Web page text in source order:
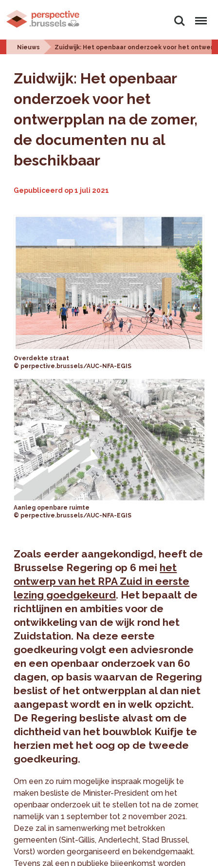
Zoeken Menu
Nieuws Zuidwijk: Het openbaar onderzoek voor het
Zuidwijk: Het openbaar
onderzoek voor het
ontwerpplan na de zomer,
de documenten nu al
beschikbaar
Gepubliceerd op1 juli 2021
Overdekte straat
© perpective.brussels/AUC-NFA-EGIS
Aanleg openbare ruimte
© perpective.brussels/AUC-NFA-EGIS
Zoals eerder aangekondigd, heeft de
Brusselse Regering op 6 mei het
ontwerp van het RPA Zuid in eerste
lezing goedgekeurd. Het bepaalt de
richtlijnen en ambities voor de
ontwikkeling van de wijk rond het
Zuidstation. Na deze eerste
goedkeuring volgt een adviesronde
en een openbaar onderzoek van 60
dagen, op basis waarvan de Regering
beslist of het ontwerpplan al dan niet
aangepast wordt en in welk opzicht.
De Regering besliste alvast om de
dichtheid van het bouwblok Kuifje te
herzien met het oog op de tweede
goedkeuring.
Om een zo ruim mogelijke inspraak mogelijk te
maken besliste de Minister-President om het
openbaar onderzoek uit te stellen tot na de zomer,
namelijk van 1 september tot 2 november 2021.
Deze zal in samenwerking met betrokken
gemeenten (Sint-Gillis, Anderlecht, Stad Brussel,
Vorst) worden georganiseerd en bekendgemaakt.
Tevens zal een n publieke bijeenkomst worden